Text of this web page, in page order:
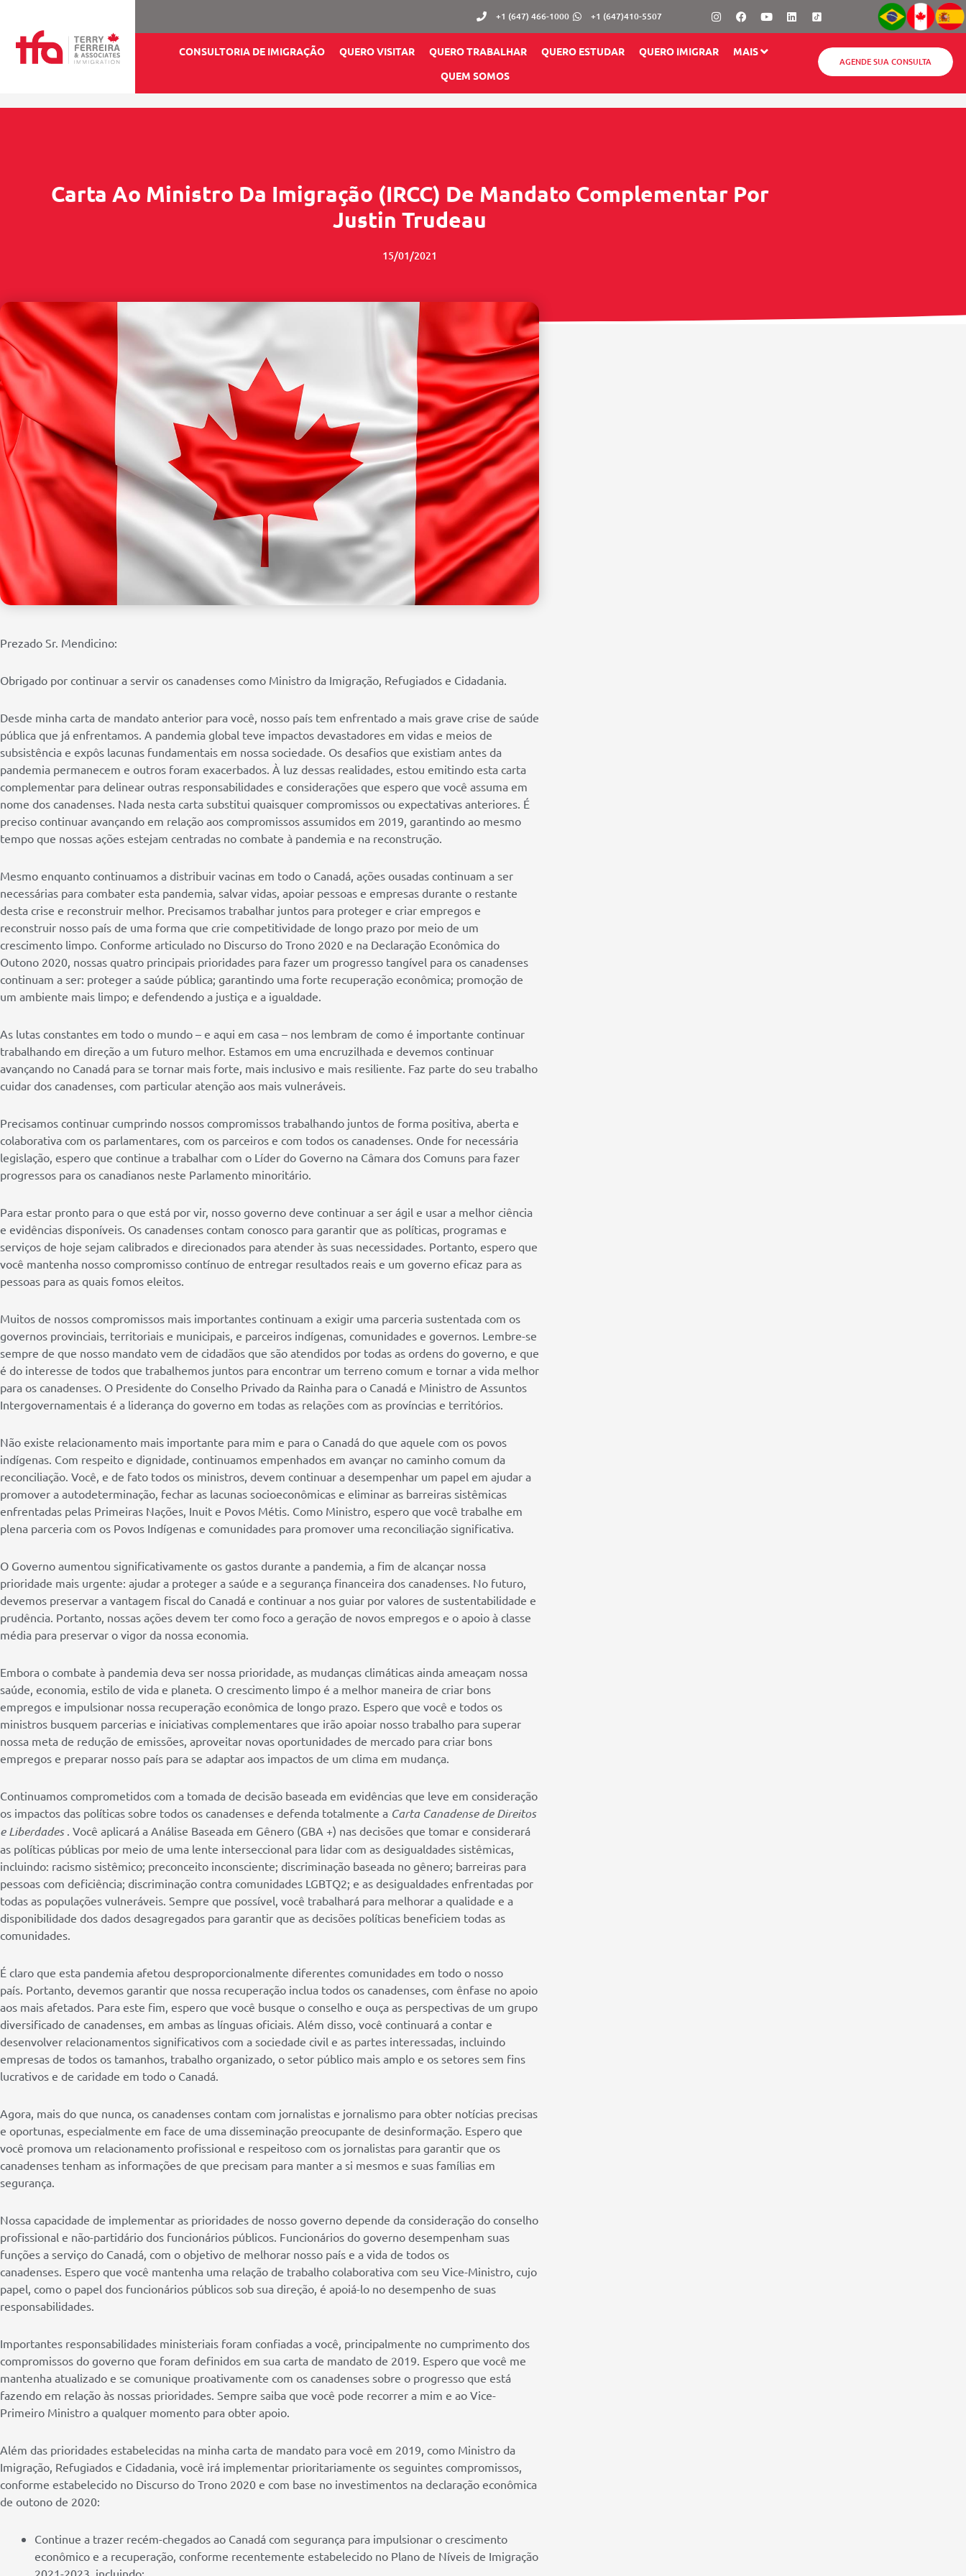
+1 (647) 466-1000 +1 (647)410-5507 InstagramFacebook
YoutubeLinkedin
CONSULTORIA DE IMIGRAÇÃO QUERO VISITAR QUERO TRABALHAR QUERO ESTUDAR QUERO IMIGRAR
MAIS
QUEM SOMOS
AGENDE SUA CONSULTA
Carta Ao Ministro Da Imigração (IRCC) De Mandato Complementar Por
Justin Trudeau
15/01/2021
Prezado Sr. Mendicino:
Obrigado por continuar a servir os canadenses como Ministro da Imigração, Refugiados e Cidadania.
Desde minha carta de mandato anterior para você, nosso país tem enfrentado a mais grave crise de saúde
pública que já enfrentamos. A pandemia global teve impactos devastadores em vidas e meios de
subsistência e expôs lacunas fundamentais em nossa sociedade. Os desafios que existiam antes da
pandemia permanecem e outros foram exacerbados. À luz dessas realidades, estou emitindo esta carta
complementar para delinear outras responsabilidades e considerações que espero que você assuma em
nome dos canadenses. Nada nesta carta substitui quaisquer compromissos ou expectativas anteriores. É
preciso continuar avançando em relação aos compromissos assumidos em 2019, garantindo ao mesmo
tempo que nossas ações estejam centradas no combate à pandemia e na reconstrução.
Mesmo enquanto continuamos a distribuir vacinas em todo o Canadá, ações ousadas continuam a ser
necessárias para combater esta pandemia, salvar vidas, apoiar pessoas e empresas durante o restante
desta crise e reconstruir melhor. Precisamos trabalhar juntos para proteger e criar empregos e
reconstruir nosso país de uma forma que crie competitividade de longo prazo por meio de um
crescimento limpo. Conforme articulado no Discurso do Trono 2020 e na Declaração Econômica do
Outono 2020, nossas quatro principais prioridades para fazer um progresso tangível para os canadenses
continuam a ser: proteger a saúde pública; garantindo uma forte recuperação econômica; promoção de
um ambiente mais limpo; e defendendo a justiça e a igualdade.
As lutas constantes em todo o mundo – e aqui em casa – nos lembram de como é importante continuar
trabalhando em direção a um futuro melhor. Estamos em uma encruzilhada e devemos continuar
avançando no Canadá para se tornar mais forte, mais inclusivo e mais resiliente. Faz parte do seu trabalho
cuidar dos canadenses, com particular atenção aos mais vulneráveis.
Precisamos continuar cumprindo nossos compromissos trabalhando juntos de forma positiva, aberta e
colaborativa com os parlamentares, com os parceiros e com todos os canadenses. Onde for necessária
legislação, espero que continue a trabalhar com o Líder do Governo na Câmara dos Comuns para fazer
progressos para os canadianos neste Parlamento minoritário.
Para estar pronto para o que está por vir, nosso governo deve continuar a ser ágil e usar a melhor ciência
e evidências disponíveis. Os canadenses contam conosco para garantir que as políticas, programas e
serviços de hoje sejam calibrados e direcionados para atender às suas necessidades. Portanto, espero que
você mantenha nosso compromisso contínuo de entregar resultados reais e um governo eficaz para as
pessoas para as quais fomos eleitos.
Muitos de nossos compromissos mais importantes continuam a exigir uma parceria sustentada com os
governos provinciais, territoriais e municipais, e parceiros indígenas, comunidades e governos. Lembre-se
sempre de que nosso mandato vem de cidadãos que são atendidos por todas as ordens do governo, e que
é do interesse de todos que trabalhemos juntos para encontrar um terreno comum e tornar a vida melhor
para os canadenses. O Presidente do Conselho Privado da Rainha para o Canadá e Ministro de Assuntos
Intergovernamentais é a liderança do governo em todas as relações com as províncias e territórios.
Não existe relacionamento mais importante para mim e para o Canadá do que aquele com os povos
indígenas. Com respeito e dignidade, continuamos empenhados em avançar no caminho comum da
reconciliação. Você, e de fato todos os ministros, devem continuar a desempenhar um papel em ajudar a
promover a autodeterminação, fechar as lacunas socioeconômicas e eliminar as barreiras sistêmicas
enfrentadas pelas Primeiras Nações, Inuit e Povos Métis. Como Ministro, espero que você trabalhe em
plena parceria com os Povos Indígenas e comunidades para promover uma reconciliação significativa.
O Governo aumentou significativamente os gastos durante a pandemia, a fim de alcançar nossa
prioridade mais urgente: ajudar a proteger a saúde e a segurança financeira dos canadenses. No futuro,
devemos preservar a vantagem fiscal do Canadá e continuar a nos guiar por valores de sustentabilidade e
prudência. Portanto, nossas ações devem ter como foco a geração de novos empregos e o apoio à classe
média para preservar o vigor da nossa economia.
Embora o combate à pandemia deva ser nossa prioridade, as mudanças climáticas ainda ameaçam nossa
saúde, economia, estilo de vida e planeta. O crescimento limpo é a melhor maneira de criar bons
empregos e impulsionar nossa recuperação econômica de longo prazo. Espero que você e todos os
ministros busquem parcerias e iniciativas complementares que irão apoiar nosso trabalho para superar
nossa meta de redução de emissões, aproveitar novas oportunidades de mercado para criar bons
empregos e preparar nosso país para se adaptar aos impactos de um clima em mudança.
Continuamos comprometidos com a tomada de decisão baseada em evidências que leve em consideração
os impactos das políticas sobre todos os canadenses e defenda totalmente a Carta Canadense de Direitos
e Liberdades. Você aplicará a Análise Baseada em Gênero (GBA +) nas decisões que tomar e considerará
as políticas públicas por meio de uma lente interseccional para lidar com as desigualdades sistêmicas,
incluindo: racismo sistêmico; preconceito inconsciente; discriminação baseada no gênero; barreiras para
pessoas com deficiência; discriminação contra comunidades LGBTQ2; e as desigualdades enfrentadas por
todas as populações vulneráveis. Sempre que possível, você trabalhará para melhorar a qualidade e a
disponibilidade dos dados desagregados para garantir que as decisões políticas beneficiem todas as
comunidades.
É claro que esta pandemia afetou desproporcionalmente diferentes comunidades em todo o nosso
país. Portanto, devemos garantir que nossa recuperação inclua todos os canadenses, com ênfase no apoio
aos mais afetados. Para este fim, espero que você busque o conselho e ouça as perspectivas de um grupo
diversificado de canadenses, em ambas as línguas oficiais. Além disso, você continuará a contar e
desenvolver relacionamentos significativos com a sociedade civil e as partes interessadas, incluindo
empresas de todos os tamanhos, trabalho organizado, o setor público mais amplo e os setores sem fins
lucrativos e de caridade em todo o Canadá.
Agora, mais do que nunca, os canadenses contam com jornalistas e jornalismo para obter notícias precisas
e oportunas, especialmente em face de uma disseminação preocupante de desinformação. Espero que
você promova um relacionamento profissional e respeitoso com os jornalistas para garantir que os
canadenses tenham as informações de que precisam para manter a si mesmos e suas famílias em
segurança.
Nossa capacidade de implementar as prioridades de nosso governo depende da consideração do conselho
profissional e não-partidário dos funcionários públicos. Funcionários do governo desempenham suas
funções a serviço do Canadá, com o objetivo de melhorar nosso país e a vida de todos os
canadenses. Espero que você mantenha uma relação de trabalho colaborativa com seu Vice-Ministro, cujo
papel, como o papel dos funcionários públicos sob sua direção, é apoiá-lo no desempenho de suas
responsabilidades.
Importantes responsabilidades ministeriais foram confiadas a você, principalmente no cumprimento dos
compromissos do governo que foram definidos em sua carta de mandato de 2019. Espero que você me
mantenha atualizado e se comunique proativamente com os canadenses sobre o progresso que está
fazendo em relação às nossas prioridades. Sempre saiba que você pode recorrer a mim e ao Vice-
Primeiro Ministro a qualquer momento para obter apoio.
Além das prioridades estabelecidas na minha carta de mandato para você em 2019, como Ministro da
Imigração, Refugiados e Cidadania, você irá implementar prioritariamente os seguintes compromissos,
conforme estabelecido no Discurso do Trono 2020 e com base no investimentos na declaração econômica
de outono de 2020:
Continue a trazer recém-chegados ao Canadá com segurança para impulsionar o crescimento
econômico e a recuperação, conforme recentemente estabelecido no Plano de Níveis de Imigração
2021-2023, incluindo: